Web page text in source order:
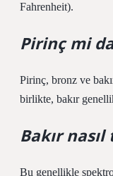
Fahrenheit).
Pirinç mi
Pirinç, bronz ve
birlikte, bakır
Bakır
Bu genellikle